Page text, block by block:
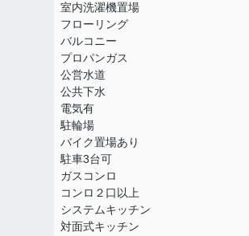
室内洗濯機置場
フローリング
バルコニー
プロパンガス
公営水道
公共下水
電気有
駐輪場
バイク置場あり
駐車3台可
ガスコンロ
コンロ２口以上
システムキッチン
対面式キッチン